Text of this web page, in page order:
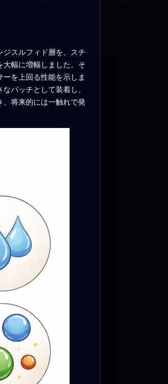
スルフィド層を、スチ
幅に増幅しました。そ
を上回る性能を示しま
パッチとして装着し、
将来的には一触れで発